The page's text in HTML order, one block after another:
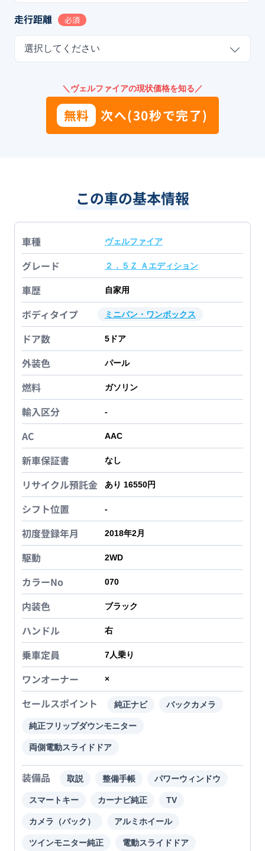
走行距離 必須
選択してください
＼ヴェルファイアの現状価格を知る／
無料 次へ(30秒で完了)
この車の基本情報
車種 ヴェルファイア
グレード ２．５Ｚ Ａエディション
車歴 自家用
ボディタイプ ミニバン・ワンボックス
ドア数 5 ドア
外装色 パール
燃料 ガソリン
輸入区分 -
AC AAC
新車保証書 なし
リサイクル預託金 あり 16550円
シフト位置 -
初度登録年月 2018年2月
駆動 2WD
カラーNo 070
内装色 ブラック
ハンドル 右
乗車定員 7人乗り
ワンオーナー ×
セールスポイント 純正ナビ バックカメラ
純正フリップダウンモニター
両側電動スライドドア
装備品 取説 整備手帳 パワーウィンドウ
スマートキー カーナビ純正 TV
カメラ（バック） アルミホイール
ツインモニター純正 電動スライドドア